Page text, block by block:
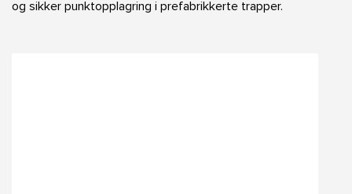
og sikker punktopplagring i prefabrikkerte trapper.